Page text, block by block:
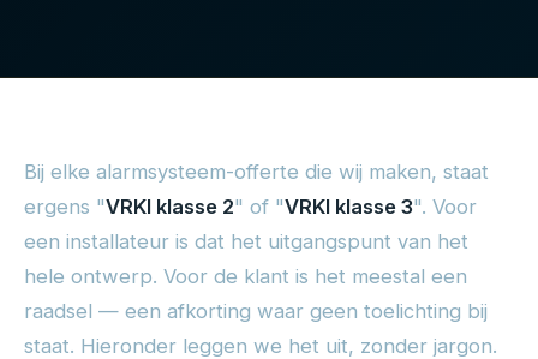
Bij elke alarmsysteem-offerte die wij maken, staat
ergens "VRKI klasse 2" of "VRKI klasse 3". Voor
een installateur is dat het uitgangspunt van het
hele ontwerp. Voor de klant is het meestal een
raadsel — een afkorting waar geen toelichting bij
staat. Hieronder leggen we het uit, zonder jargon.